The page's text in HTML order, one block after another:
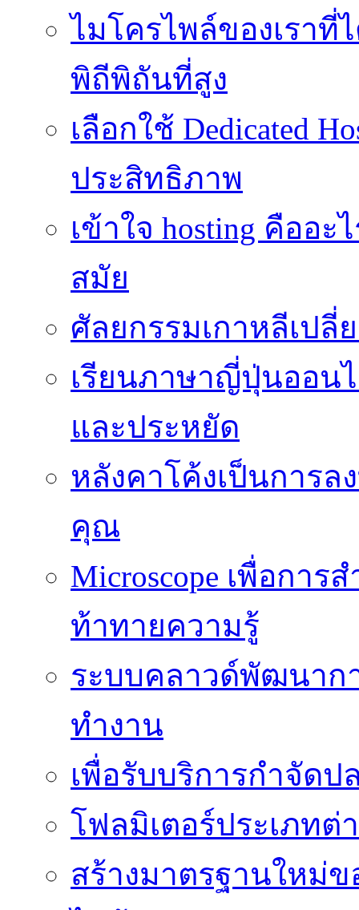
ไมโครไพล์ของเรา
พิถีพิถันที่สูง
เลือกใช้ Dedicated
ประสิทธิภาพ
เข้าใจ hosting คืออ
สมัย
ศัลยกรรมเกาหลีเปลี่
เรียนภาษาญี่ปุ่นออน
และประหยัด
หลังคาโค้งเป็นการ
คุณ
Microscope เพื่อกา
ท้าทายความรู้
ระบบคลาวด์พัฒนาก
ทำงาน
เพื่อรับบริการกำจัด
โฟลมิเตอร์ประเภทต่
สร้างมาตรฐานใหม่ข